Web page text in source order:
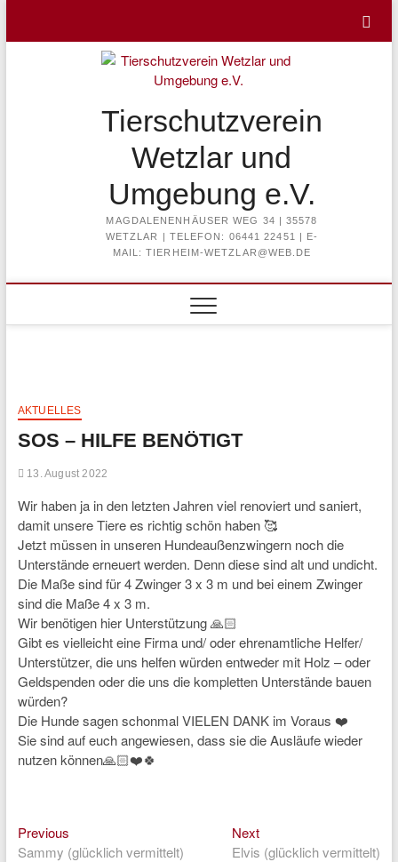
content
Tierschutzverein
Wetzlar und
Umgebung e.V.
MAGDALENENHÄUSER WEG 34 | 35578
WETZLAR | TELEFON: 06441 22451 | E-
MAIL: TIERHEIM-WETZLAR@WEB.DE
AKTUELLES
SOS – HILFE BENÖTIGT
13. August 2022
Wir haben ja in den letzten Jahren viel renoviert und saniert,
damit unsere Tiere es richtig schön haben 🥰
Jetzt müssen in unseren Hundeaußenzwingern noch die
Unterstände erneuert werden. Denn diese sind alt und undicht.
Die Maße sind für 4 Zwinger 3 x 3 m und bei einem Zwinger
sind die Maße 4 x 3 m.
Wir benötigen hier Unterstützung 🙏🏻
Gibt es vielleicht eine Firma und/ oder ehrenamtliche Helfer/
Unterstützer, die uns helfen würden entweder mit Holz – oder
Geldspenden oder die uns die kompletten Unterstände bauen
würden?
Die Hunde sagen schonmal VIELEN DANK im Voraus ❤️
Sie sind auf euch angewiesen, dass sie die Ausläufe wieder
nutzen können🙏🏻❤️🍀
Beitragsnavigation
PreviousPrevious
post:
Sammy (glücklich vermittelt)
NextNext
post:
Elvis (glücklich vermittelt)